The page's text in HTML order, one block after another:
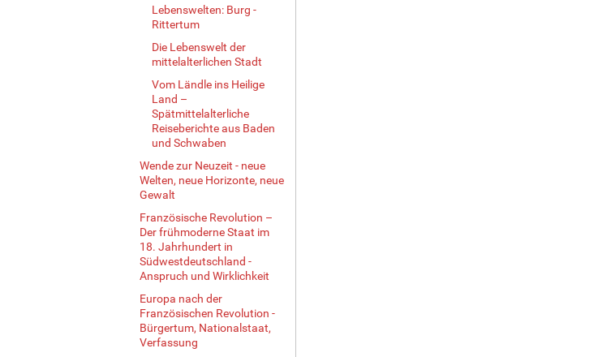
Lebenswelten: Burg -
Rittertum
Die Lebenswelt der
mittelalterlichen Stadt
Vom Ländle ins Heilige
Land –
Spätmittelalterliche
Reiseberichte aus Baden
und Schwaben
Wende zur Neuzeit - neue
Welten, neue Horizonte, neue
Gewalt
Französische Revolution –
Der frühmoderne Staat im
18. Jahrhundert in
Südwestdeutschland -
Anspruch und Wirklichkeit
Europa nach der
Französischen Revolution -
Bürgertum, Nationalstaat,
Verfassung